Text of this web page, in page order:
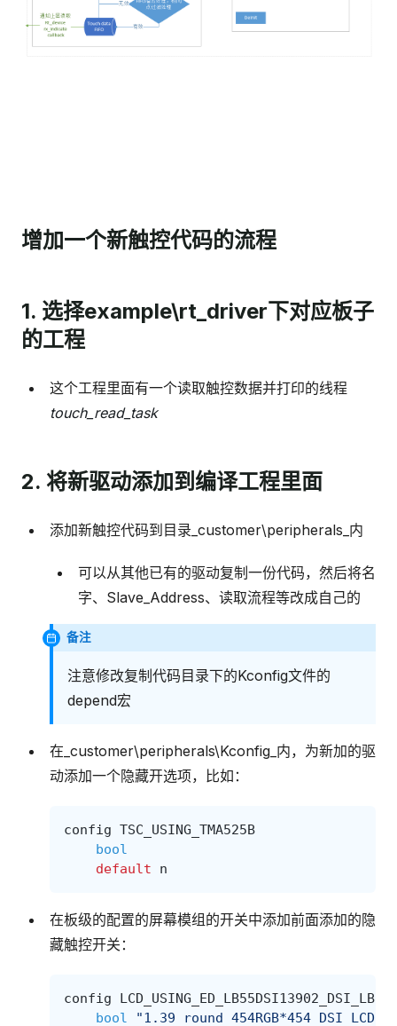
增加一个新触控代码的流程
1. 选择example\rt_driver下对应板子
的工程
这个工程里面有一个读取触控数据并打印的线程
touch_read_task
2. 将新驱动添加到编译工程里面
添加新触控代码到目录_customer\peripherals_内
可以从其他已有的驱动复制一份代码，然后将名
字、Slave_Address、读取流程等改成自己的
备注
注意修改复制代码目录下的Kconfig文件的
depend宏
在_customer\peripherals\Kconfig_内，为新加的驱
动添加一个隐藏开选项，比如：
config TSC_USING_TMA525B
bool
default
n
在板级的配置的屏幕模组的开关中添加前面添加的隐
藏触控开关：
config
bool
"1.39 round 454RGB*454 DSI